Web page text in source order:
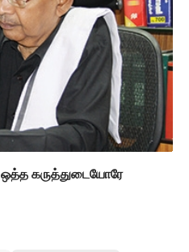
கருத்துடையோரே